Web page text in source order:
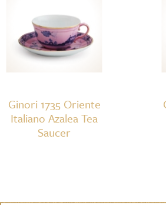
Ginori 1735 Oriente
Italiano Azalea Tea
Saucer